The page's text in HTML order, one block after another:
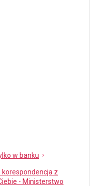
w banku
z
- Ministerstwo